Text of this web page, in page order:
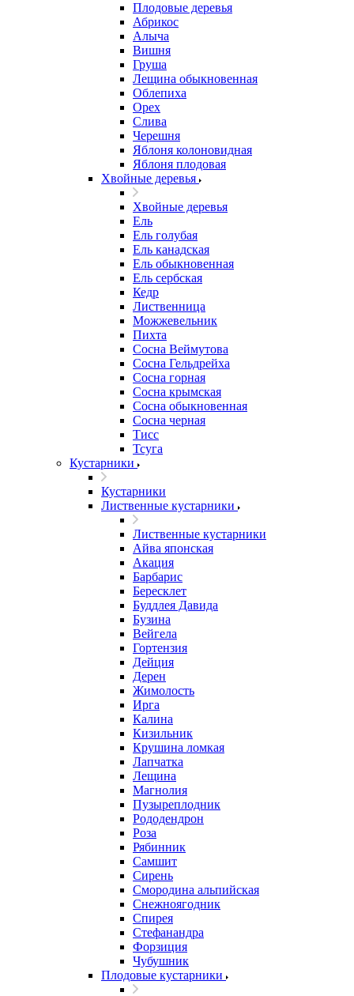
Плодовые деревья
Абрикос
Алыча
Вишня
Груша
Лещина обыкновенная
Облепиха
Орех
Слива
Черешня
Яблоня колоновидная
Яблоня плодовая
Хвойные деревья
Хвойные деревья
Ель
Ель голубая
Ель канадская
Ель обыкновенная
Ель сербская
Кедр
Лиственница
Можжевельник
Пихта
Сосна Веймутова
Сосна Гельдрейха
Сосна горная
Сосна крымская
Сосна обыкновенная
Сосна черная
Тисс
Тсуга
Кустарники
Кустарники
Лиственные кустарники
Лиственные кустарники
Айва японская
Акация
Барбарис
Бересклет
Буддлея Давида
Бузина
Вейгела
Гортензия
Дейция
Дерен
Жимолость
Ирга
Калина
Кизильник
Крушина ломкая
Лапчатка
Лещина
Магнолия
Пузыреплодник
Рододендрон
Роза
Рябинник
Самшит
Сирень
Смородина альпийская
Снежноягодник
Спирея
Стефанандра
Форзиция
Чубушник
Плодовые кустарники